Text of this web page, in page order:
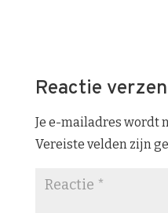
Reactie
Je e-mailadres wordt
Vereiste velden zijn